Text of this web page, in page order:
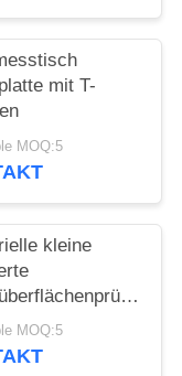
mit T-
MOQ:5
kleine
MOQ:5